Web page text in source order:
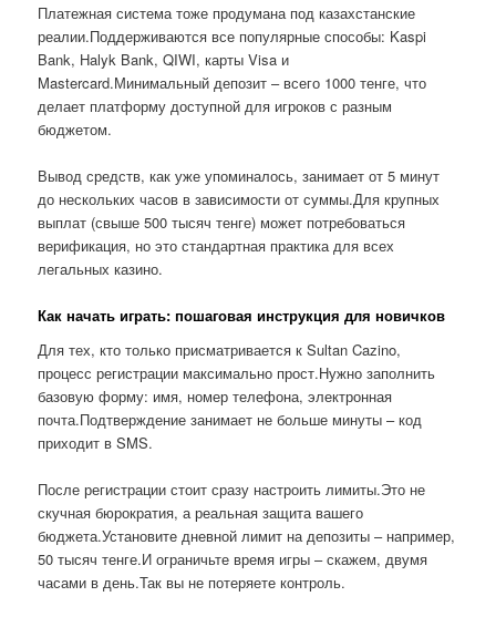
Платежная система тоже продумана под казахстанские
реалии.Поддерживаются все популярные способы: Kaspi
Bank, Halyk Bank, QIWI, карты Visa и
Mastercard.Минимальный депозит – всего 1000 тенге, что
делает платформу доступной для игроков с разным
бюджетом.
Вывод средств, как уже упоминалось, занимает от 5 минут
до нескольких часов в зависимости от суммы.Для крупных
выплат (свыше 500 тысяч тенге) может потребоваться
верификация, но это стандартная практика для всех
легальных казино.
Как начать играть: пошаговая инструкция для новичков
Для тех, кто только присматривается к Sultan Cazino,
процесс регистрации максимально прост.Нужно заполнить
базовую форму: имя, номер телефона, электронная
почта.Подтверждение занимает не больше минуты – код
приходит в SMS.
После регистрации стоит сразу настроить лимиты.Это не
скучная бюрократия, а реальная защита вашего
бюджета.Установите дневной лимит на депозиты – например,
50 тысяч тенге.И ограничьте время игры – скажем, двумя
часами в день.Так вы не потеряете контроль.